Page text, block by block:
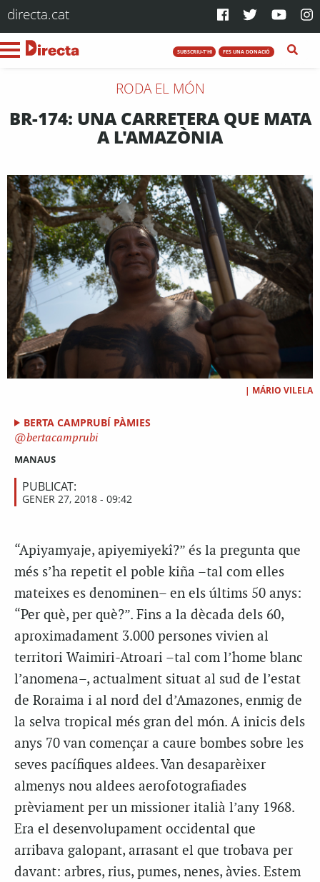
directa.cat
SUBSCRIU-T'HI FES UNA DONACIÓ
RODA EL MÓN
BR-174: UNA CARRETERA QUE MATA
A L'AMAZÒNIA
| MÁRIO VILELA
BERTA CAMPRUBÍ PÀMIES
bertacamprubi
MANAUS
PUBLICAT:
GENER 27, 2018 - 09:42
“Apiyamyaje, apiyemiyekî?” és la pregunta que
més s’ha repetit el poble kiña –tal com elles
mateixes es denominen– en els últims 50 anys:
“Per què, per què?”. Fins a la dècada dels 60,
aproximadament 3.000 persones vivien al
territori Waimiri-Atroari –tal com l’home blanc
l’anomena–, actualment situat al sud de l’estat
de Roraima i al nord del d’Amazones, enmig de
la selva tropical més gran del món. A inicis dels
anys 70 van començar a caure bombes sobre les
seves pacífiques aldees. Van desaparèixer
almenys nou aldees aerofotografiades
prèviament per un missioner italià l’any 1968.
Era el desenvolupament occidental que
arribava galopant, arrasant el que trobava per
davant: arbres, rius, pumes, nenes, àvies. Estem